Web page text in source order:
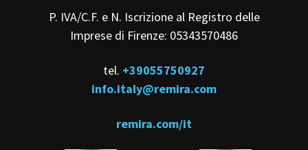
P. IVA/C.F. e N. Iscrizione al Registro delle
Imprese di Firenze: 05343570486
tel. +39055750927
info.italy@remira.com
remira.com/it